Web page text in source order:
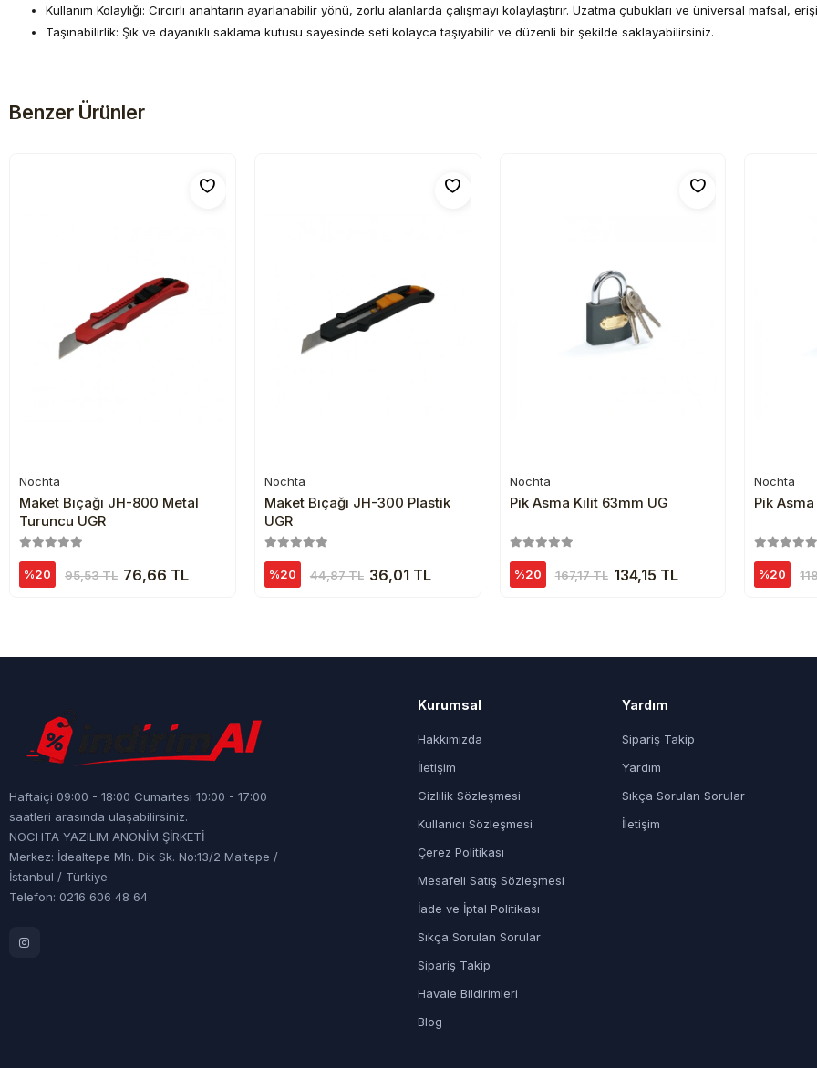
Kullanım Kolaylığı: Cırcırlı anahtarın ayarlanabilir yönü, zorlu alanlarda çalışmayı kolaylaştırır. Uzatma çubukları ve üniversal mafsal,
Taşınabilirlik: Şık ve dayanıklı saklama kutusu sayesinde seti kolayca taşıyabilir ve düzenli bir şekilde saklayabilirsiniz.
Benzer Ürünler
Sepete Ekle
Nochta
Maket Bıçağı JH-800 Metal
Turuncu UGR
%20 95,53 TL 76,66 TL
Sepete Ekle
Nochta
Maket Bıçağı JH-300 Plastik
UGR
%20 44,87 TL 36,01 TL
Sepete Ekle
Nochta
Pik Asma Kilit 63mm UG
%20 167,17 TL 134,15 TL
Nochta
Pik
%20
Haftaiçi 09:00 - 18:00 Cumartesi 10:00 - 17:00
saatleri arasında ulaşabilirsiniz.
NOCHTA YAZILIM ANONİM ŞİRKETİ
Merkez: İdealtepe Mh. Dik Sk. No:13/2 Maltepe /
İstanbul / Türkiye
Telefon: 0216 606 48 64
Kurumsal
Hakkımızda
İletişim
Gizlilik Sözleşmesi
Kullanıcı Sözleşmesi
Çerez Politikası
Mesafeli Satış Sözleşmesi
İade ve İptal Politikası
Sıkça Sorulan Sorular
Sipariş Takip
Havale Bildirimleri
Blog
Yardım
Sipariş Takip
Yardım
Sıkça Sorulan Sorular
İletişim